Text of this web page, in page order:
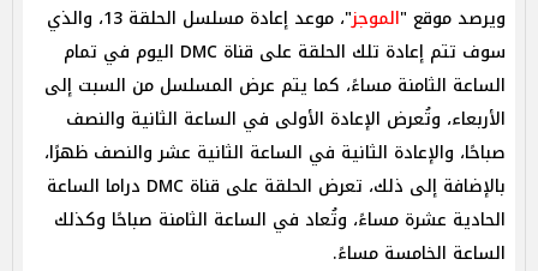
ويرصد موقع "الموجز
"، موعد إعادة مسلسل الحلقة 13، والذي
سوف تتم إعادة تلك الحلقة على قناة DMC اليوم في تمام
الساعة الثامنة مساءً، كما يتم عرض المسلسل من السبت إلى
الأربعاء، وتُعرض الإعادة الأولى في الساعة الثانية والنصف
صباحًا، والإعادة الثانية في الساعة الثانية عشر والنصف ظهرًا،
بالإضافة إلى ذلك، تعرض الحلقة على قناة DMC دراما الساعة
الحادية عشرة مساءً، وتُعاد في الساعة الثامنة صباحًا وكذلك
الساعة الخامسة مساءً.